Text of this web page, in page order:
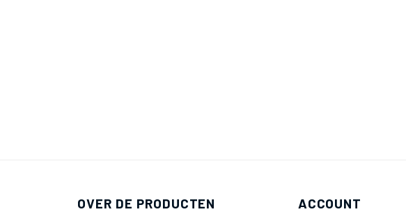
OVER DE PRODUCTEN ACCOUNT